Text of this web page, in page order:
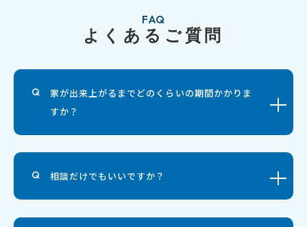
FAQ
よくあるご質問
家が出来上がるまでどのくらいの期間かかりま
すか？
相談だけでもいいですか？